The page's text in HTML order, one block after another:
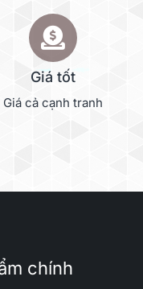
Giá tốt
Giá cả cạnh tranh
chính